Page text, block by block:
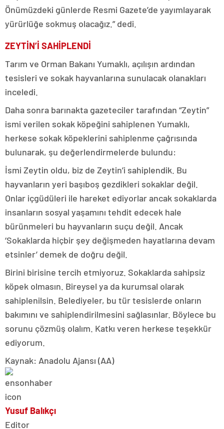
Önümüzdeki günlerde Resmi Gazete’de yayımlayarak
yürürlüğe sokmuş olacağız.” dedi.
ZEYTİN’İ SAHİPLENDİ
Tarım ve Orman Bakanı Yumaklı, açılışın ardından
tesisleri ve sokak hayvanlarına sunulacak olanakları
inceledi.
Daha sonra barınakta gazeteciler tarafından “Zeytin”
ismi verilen sokak köpeğini sahiplenen Yumaklı,
herkese sokak köpeklerini sahiplenme çağrısında
bulunarak, şu değerlendirmelerde bulundu:
İsmi Zeytin oldu, biz de Zeytin’i sahiplendik. Bu
hayvanların yeri başıboş gezdikleri sokaklar değil.
Onlar içgüdüleri ile hareket ediyorlar ancak sokaklarda
insanların sosyal yaşamını tehdit edecek hale
bürünmeleri bu hayvanların suçu değil. Ancak
‘Sokaklarda hiçbir şey değişmeden hayatlarına devam
etsinler’ demek de doğru değil.
Birini birisine tercih etmiyoruz. Sokaklarda sahipsiz
köpek olmasın. Bireysel ya da kurumsal olarak
sahiplenilsin. Belediyeler, bu tür tesislerde onların
bakımını ve sahiplendirilmesini sağlasınlar. Böylece bu
sorunu çözmüş olalım. Katkı veren herkese teşekkür
ediyorum.
Kaynak: Anadolu Ajansı (AA)
Yusuf Balıkçı
Editor